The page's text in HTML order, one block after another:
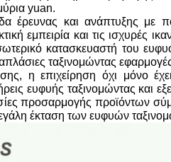
yuan.
έρευνας και ανάπτυξης με
εμπειρία και τις ισχυρές
κατασκευαστή του
ταξινομώντας
η επιχείρηση όχι μόνο
ευφυής ταξινομώντας και
προσαρμογής προϊόντων
έκταση των ευφυών